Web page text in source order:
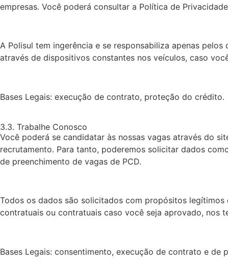
empresas. Você poderá consultar a Política de
A Polisul tem ingerência e se responsabiliza apenas
através de dispositivos constantes nos veículos, caso
Bases Legais: execução de contrato, proteção do crédito.
3.3. Trabalhe Conosco
Você poderá se candidatar às nossas vagas através do
recrutamento. Para tanto, poderemos solicitar dados
de preenchimento de vagas de PCD.
Todos os dados são solicitados com propósitos
contratuais ou contratuais caso você seja aprovado, nos
Bases Legais: consentimento, execução de contrato e